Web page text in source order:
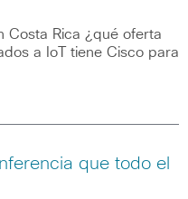
Costa Rica ¿qué oferta
a IoT tiene Cisco para
que todo el